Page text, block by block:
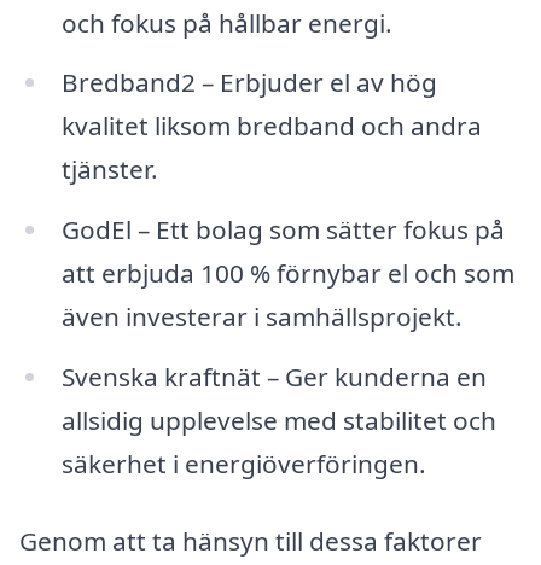
och fokus på hållbar energi.
Bredband2 – Erbjuder el av hög
kvalitet liksom bredband och andra
tjänster.
GodEl – Ett bolag som sätter fokus på
att erbjuda 100 % förnybar el och som
även investerar i samhällsprojekt.
Svenska kraftnät – Ger kunderna en
allsidig upplevelse med stabilitet och
säkerhet i energiöverföringen.
Genom att ta hänsyn till dessa faktorer